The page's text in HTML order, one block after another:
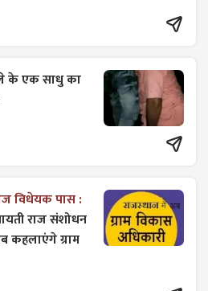
के एक साधु का
विधेयक पास :
राज ​संशोधन
कहलाएंगे ग्राम